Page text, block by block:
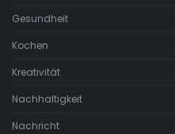
Gesundheit
Kochen
Kreativität
Nachhaltigkeit
Nachricht